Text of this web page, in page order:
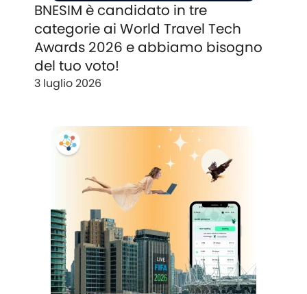
BNESIM è candidato in tre
categorie ai World Travel Tech
Awards 2026 e abbiamo bisogno
del tuo voto!
3 luglio 2026